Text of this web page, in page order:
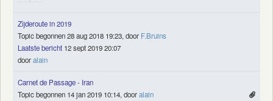
Zijderoute in 2019
Topic begonnen 28 aug 2018 19:23, door F.Bruins
Laatste bericht 12 sept 2019 20:07
dooralain
Carnet de Passage - Iran
Topic begonnen 14 jan 2019 10:14, dooralain